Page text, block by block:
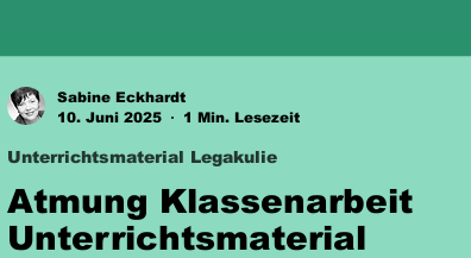
Atmung Klassenarbeit
Unterrichtsmaterial
Unterrichtsmaterial Legakulie
Sabine Eckhardt
10. Juni 2025
1 Min. Lesezeit